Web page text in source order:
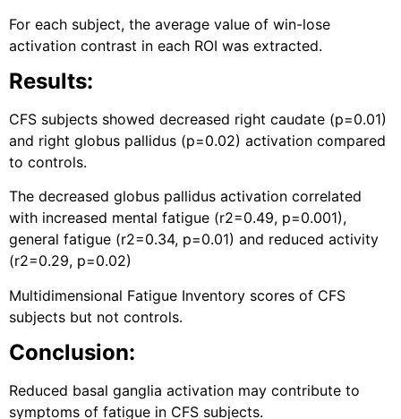
For each subject, the average value of win-lose
activation contrast in each ROI was extracted.
Results:
CFS subjects showed decreased right caudate (p=0.01)
and right globus pallidus (p=0.02) activation compared
to controls.
The decreased globus pallidus activation correlated
with increased mental fatigue (r2=0.49, p=0.001),
general fatigue (r2=0.34, p=0.01) and reduced activity
(r2=0.29, p=0.02)
Multidimensional Fatigue Inventory scores of CFS
subjects but not controls.
Conclusion:
Reduced basal ganglia activation may contribute to
symptoms of fatigue in CFS subjects.